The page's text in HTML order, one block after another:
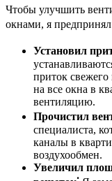
Чтобы улучшить
окнами, я
Установил
приток
на все окна в
вентиляцию.
Прочистил
специалиста,
каналы в
воздухообмен.
Увеличил